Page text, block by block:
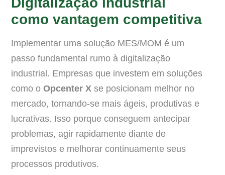
como vantagem competitiva
Implementar uma solução MES/MOM é um
passo fundamental rumo à digitalização
industrial. Empresas que investem em soluções
como o Opcenter X se posicionam melhor no
mercado, tornando-se mais ágeis, produtivas e
lucrativas. Isso porque conseguem antecipar
problemas, agir rapidamente diante de
imprevistos e melhorar continuamente seus
processos produtivos.